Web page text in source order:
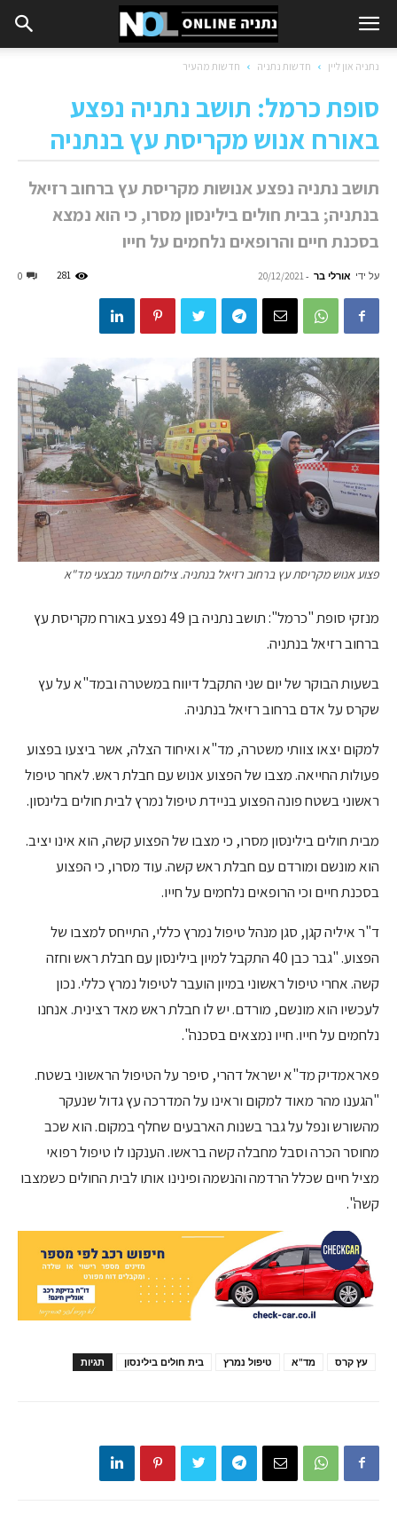
נתניה און ליין חדשות נתניה חדשות מהעיר
סופת כרמל: תושב נתניה נפצע
באורח אנוש מקריסת עץ בנתניה
תושב נתניה נפצע אנושות מקריסת עץ ברחוב רזיאל
בנתניה; בבית חולים בילינסון מסרו, כי הוא נמצא
בסכנת חיים והרופאים נלחמים על חייו
על ידי אורלי בר -
20/12/2021
0 281
פצוע אנוש מקריסת עץ ברחוב רזיאל בנתניה. צילום תיעוד מבצעי מד"א
מנזקי סופת "כרמל": תושב נתניה בן 49 נפצע באורח מקריסת עץ
ברחוב רזיאל בנתניה.
בשעות הבוקר של יום שני התקבל דיווח במשטרה ובמד"א על עץ
שקרס על אדם ברחוב רזיאל בנתניה.
למקום יצאו צוותי משטרה, מד"א ואיחוד הצלה, אשר ביצעו בפצוע
פעולות החייאה. מצבו של הפצוע אנוש עם חבלת ראש. לאחר טיפול
ראשוני בשטח פונה הפצוע בניידת טיפול נמרץ לבית חולים בלינסון.
מבית חולים בילינסון מסרו, כי מצבו של הפצוע קשה, הוא אינו יציב.
הוא מונשם ומורדם עם חבלת ראש קשה. עוד מסרו, כי הפצוע
בסכנת חיים וכי הרופאים נלחמים על חייו.
ד"ר איליה קגן, סגן מנהל טיפול נמרץ כללי, התייחס למצבו של
הפצוע. "גבר כבן 40 התקבל למיון בילינסון עם חבלת ראש וחזה
קשה. אחרי טיפול ראשוני במיון הועבר לטיפול נמרץ כללי. נכון
לעכשיו הוא מונשם, מורדם. יש לו חבלת ראש מאד רצינית. אנחנו
נלחמים על חייו. חייו נמצאים בסכנה".
פאראמדיק מד"א ישראל דהרי, סיפר על הטיפול הראשוני בשטח.
"הגענו מהר מאוד למקום וראינו על המדרכה עץ גדול שנעקר
מהשורש ונפל על גבר בשנות הארבעים שחלף במקום. הוא שכב
מחוסר הכרה וסבל מחבלה קשה בראשו. הענקנו לו טיפול רפואי
מציל חיים שכלל הרדמה והנשמה ופינינו אותו לבית החולים כשמצבו
קשה".
תגיות בית חולים בילינסון טיפול נמרץ מד"א עץ קרס